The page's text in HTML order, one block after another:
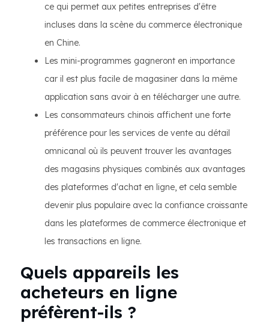
ce qui permet aux petites entreprises d'être
incluses dans la scène du commerce électronique
en Chine.
Les mini-programmes gagneront en importance
car il est plus facile de magasiner dans la même
application sans avoir à en télécharger une autre.
Les consommateurs chinois affichent une forte
préférence pour les services de vente au détail
omnicanal où ils peuvent trouver les avantages
des magasins physiques combinés aux avantages
des plateformes d'achat en ligne, et cela semble
devenir plus populaire avec la confiance croissante
dans les plateformes de commerce électronique et
les transactions en ligne.
Quels appareils les
acheteurs en ligne
préfèrent-ils ?